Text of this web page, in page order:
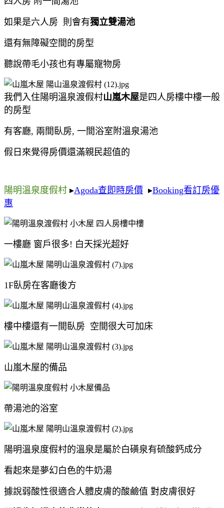
如果是六人房 則會有獨立雙湯池
還有無障礙空間的房型
聽說帶毛小孩也有專屬寵物房
我們入住陽明溫泉渡假村山嵐木屋是四人房樓中樓一般
的房型
有客廳, 兩間臥房, 一間浴室附溫泉湯池
假日來覺得房價還滿親民超值的
陽明溫泉度假村 ▸Agoda查即時房價 ▸Booking看訂房優
惠
一樓廳 窗戶很多! 白天採光超好
1F臥房在客廳後方
樓中樓還有一間臥房 空間很大可加床
山嵐木屋的備品
帶湯池的浴室
陽明溫泉度假村的溫泉是屬於白磺泉有硫酸鈣成分
看起來是夢幻白色的牛奶湯
據說弱酸性很適合人體皮膚的酸鹼值 對皮膚很好